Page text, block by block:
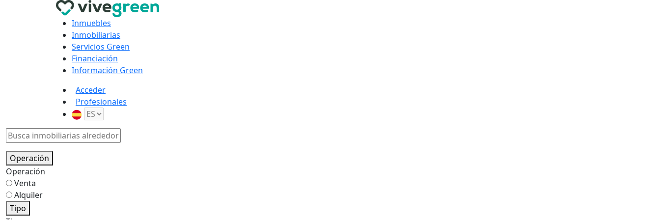
Inmuebles
Inmobiliarias
Servicios Green
Financiación
Información Green
Acceder
Profesionales
Operación
Operación
Venta
Alquiler
Tipo